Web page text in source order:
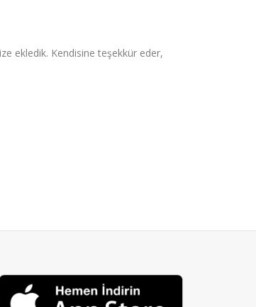
ekledik. Kendisine teşekkür eder,